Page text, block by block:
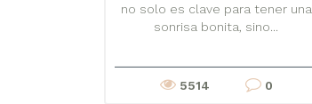
no solo es clave para tener una
sonrisa bonita, sino...
5514 0